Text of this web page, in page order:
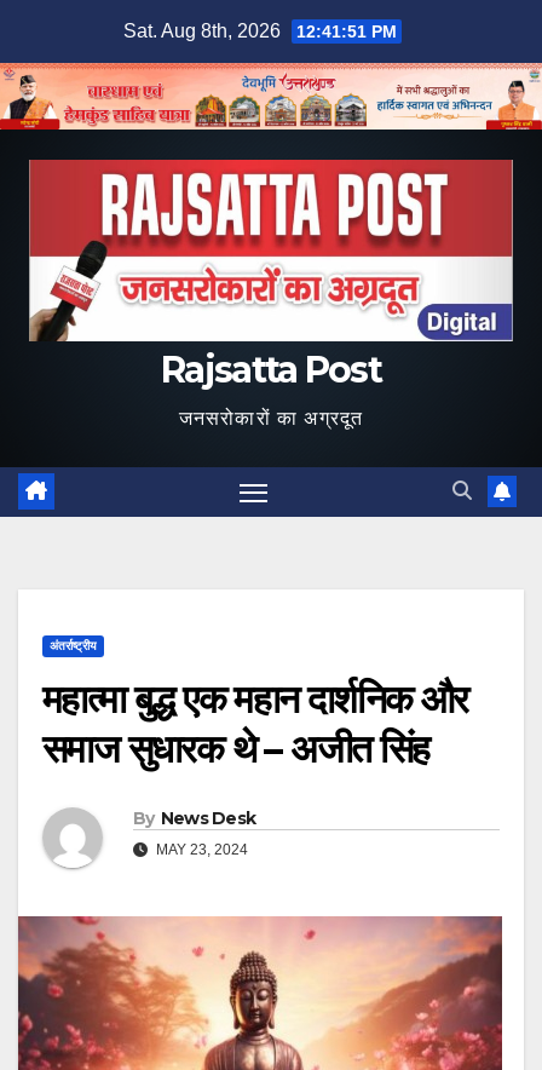
content
Sat. Aug 8th, 2026 12:41:52 PM
Rajsatta Post
जनसरोकारों का अग्रदूत
अंतर्राष्ट्रीय
महात्मा बुद्ध एक महान दार्शनिक और
समाज सुधारक थे – अजीत सिंह
By News Desk
MAY 23, 2024